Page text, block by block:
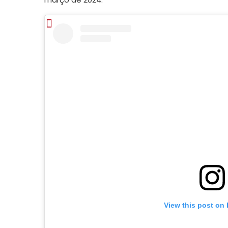
View this post on